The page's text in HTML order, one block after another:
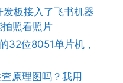
板接入了飞书机器
照看照片
32位8051单片机，
原理图吗？我用